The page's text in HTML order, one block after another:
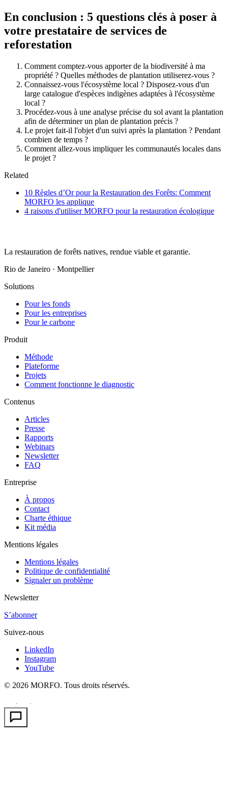
En conclusion : 5 questions clés à poser à
votre prestataire de services de
reforestation
Comment comptez-vous apporter de la biodiversité à ma
propriété ? Quelles méthodes de plantation utiliserez-vous ?
Connaissez-vous l'écosystème local ? Disposez-vous d'un
large catalogue d'espèces indigènes adaptées à l'écosystème
local ?
Procédez-vous à une analyse précise du sol avant la plantation
afin de déterminer un plan de plantation précis ?
Le projet fait-il l'objet d'un suivi après la plantation ? Pendant
combien de temps ?
Comment allez-vous impliquer les communautés locales dans
le projet ?
Related
10 Règles d’Or pour la Restauration des Forêts: Comment
MORFO les applique
4 raisons d'utiliser MORFO pour la restauration écologique
La restauration de forêts natives, rendue viable et garantie.
Rio de Janeiro · Montpellier
Solutions
Pour les fonds
Pour les entreprises
Pour le carbone
Produit
Méthode
Plateforme
Projets
Comment fonctionne le diagnostic
Contenus
Articles
Presse
Rapports
Webinars
Newsletter
FAQ
Entreprise
À propos
Contact
Charte éthique
Kit média
Mentions légales
Mentions légales
Politique de confidentialité
Signaler un problème
Newsletter
S’abonner
Suivez-nous
LinkedIn
Instagram
YouTube
© 2026 MORFO. Tous droits réservés.
· ·